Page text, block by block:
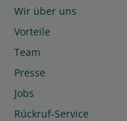
Wir über uns
Vorteile
Team
Presse
Jobs
Rückruf-Service